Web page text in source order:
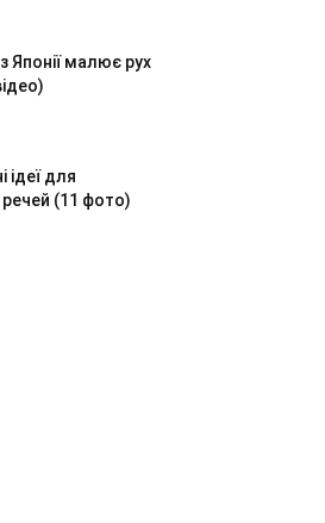
Японії малює рух
ідеї для
речей (11 фото)